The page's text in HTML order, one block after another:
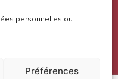
personnelles ou
Préférences